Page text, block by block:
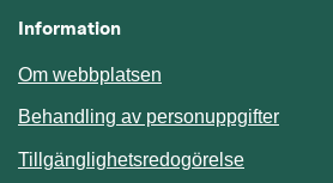
Information
Om webbplatsen
Behandling av personuppgifter
Tillgänglighetsredogörelse